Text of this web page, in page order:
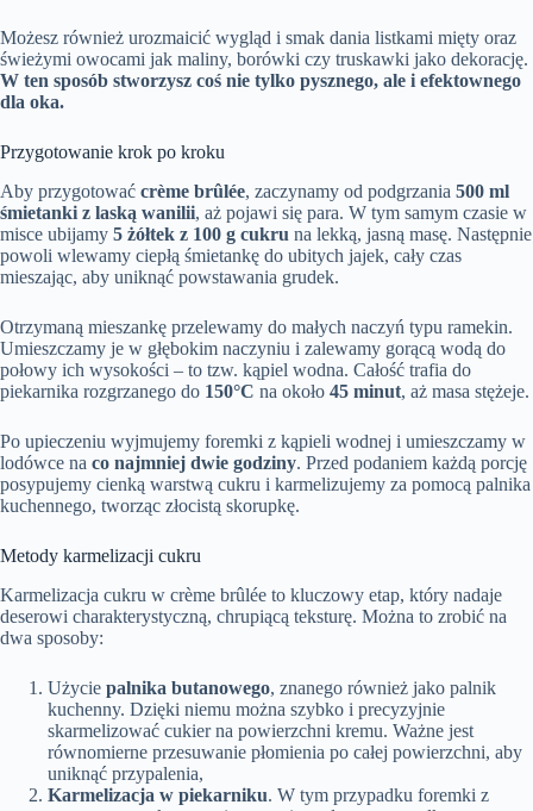
Możesz również urozmaicić wygląd i smak dania listkami mięty oraz
świeżymi owocami jak maliny, borówki czy truskawki jako dekorację.
W ten sposób stworzysz coś nie tylko pysznego, ale i efektownego
dla oka.
Przygotowanie krok po kroku
Aby przygotować crème brûlée, zaczynamy od podgrzania 500 ml
śmietanki z laską wanilii, aż pojawi się para. W tym samym czasie w
misce ubijamy 5 żółtek z 100 g cukru na lekką, jasną masę. Następnie
powoli wlewamy ciepłą śmietankę do ubitych jajek, cały czas
mieszając, aby uniknąć powstawania grudek.
Otrzymaną mieszankę przelewamy do małych naczyń typu ramekin.
Umieszczamy je w głębokim naczyniu i zalewamy gorącą wodą do
połowy ich wysokości – to tzw. kąpiel wodna. Całość trafia do
piekarnika rozgrzanego do 150°C na około 45 minut, aż masa stężeje.
Po upieczeniu wyjmujemy foremki z kąpieli wodnej i umieszczamy w
lodówce na co najmniej dwie godziny. Przed podaniem każdą porcję
posypujemy cienką warstwą cukru i karmelizujemy za pomocą palnika
kuchennego, tworząc złocistą skorupkę.
Metody karmelizacji cukru
Karmelizacja cukru w crème brûlée to kluczowy etap, który nadaje
deserowi charakterystyczną, chrupiącą teksturę. Można to zrobić na
dwa sposoby:
Użycie palnika butanowego, znanego również jako palnik
kuchenny. Dzięki niemu można szybko i precyzyjnie
skarmelizować cukier na powierzchni kremu. Ważne jest
równomierne przesuwanie płomienia po całej powierzchni, aby
uniknąć przypalenia,
Karmelizacja w piekarniku. W tym przypadku foremki z